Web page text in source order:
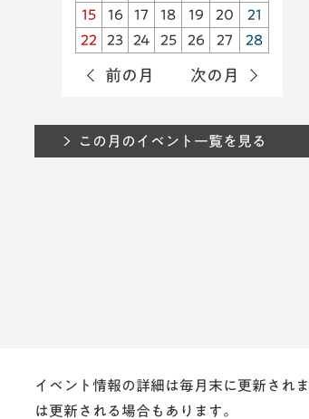
15
16 17 18 19 20
21
22
23 24 25 26 27 28
前の月 次の月
この月のイベント一覧を見る
イベント情報の詳細は毎月末に更新され
は更新される場合もあります。